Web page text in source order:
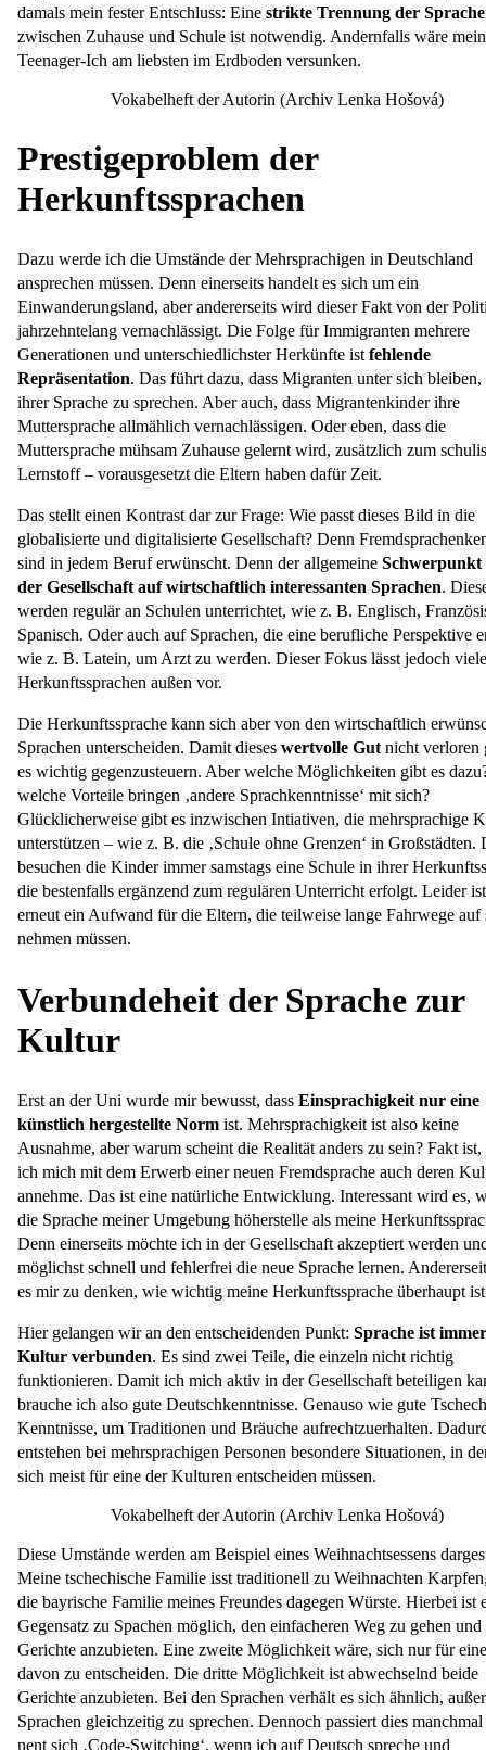
damals mein fester Entschluss: Eine strikte Trennung der
zwischen Zuhause und Schule ist notwendig. Andernfalls wäre mein
Teenager-Ich am liebsten im Erdboden versunken.
Vokabelheft der Autorin (Archiv Lenka Hošová)
Prestigeproblem der
Herkunftssprachen
Dazu werde ich die Umstände der Mehrsprachigen in Deutschland
ansprechen müssen. Denn einerseits handelt es sich um ein
Einwanderungsland, aber andererseits wird dieser Fakt von der
jahrzehntelang vernachlässigt. Die Folge für Immigranten mehrere
Generationen und unterschiedlichster Herkünfte ist fehlende
Repräsentation. Das führt dazu, dass Migranten unter sich
ihrer Sprache zu sprechen. Aber auch, dass Migrantenkinder ihre
Muttersprache allmählich vernachlässigen. Oder eben, dass die
Muttersprache mühsam Zuhause gelernt wird, zusätzlich zum
Lernstoff – vorausgesetzt die Eltern haben dafür Zeit.
Das stellt einen Kontrast dar zur Frage: Wie passt dieses Bild in die
globalisierte und digitalisierte Gesellschaft? Denn
sind in jedem Beruf erwünscht. Denn der allgemeine Schwerpunkt
der Gesellschaft auf wirtschaftlich interessanten Sprachen.
werden regulär an Schulen unterrichtet, wie z. B. Englisch,
Spanisch. Oder auch auf Sprachen, die eine berufliche Perspektive
wie z. B. Latein, um Arzt zu werden. Dieser Fokus lässt jedoch viele
Herkunftssprachen außen vor.
Die Herkunftssprache kann sich aber von den wirtschaftlich
Sprachen unterscheiden. Damit dieses wertvolle Gut nicht verloren
es wichtig gegenzusteuern. Aber welche Möglichkeiten gibt es
welche Vorteile bringen ‚andere Sprachkenntnisse‘ mit sich?
Glücklicherweise gibt es inzwischen Intiativen, die mehrsprachige
unterstützen – wie z. B. die ‚Schule ohne Grenzen‘ in Großstädten.
besuchen die Kinder immer samstags eine Schule in ihrer
die bestenfalls ergänzend zum regulären Unterricht erfolgt. Leider
erneut ein Aufwand für die Eltern, die teilweise lange Fahrwege auf
nehmen müssen.
Verbundeheit der Sprache zur
Kultur
Erst an der Uni wurde mir bewusst, dass Einsprachigkeit nur eine
künstlich hergestellte Norm ist. Mehrsprachigkeit ist also keine
Ausnahme, aber warum scheint die Realität anders zu sein? Fakt ist,
ich mich mit dem Erwerb einer neuen Fremdsprache auch deren
annehme. Das ist eine natürliche Entwicklung. Interessant wird es,
die Sprache meiner Umgebung höherstelle als meine
Denn einerseits möchte ich in der Gesellschaft akzeptiert werden
möglichst schnell und fehlerfrei die neue Sprache lernen.
es mir zu denken, wie wichtig meine Herkunftssprache überhaupt
Hier gelangen wir an den entscheidenden Punkt: Sprache ist
Kultur verbunden. Es sind zwei Teile, die einzeln nicht richtig
funktionieren. Damit ich mich aktiv in der Gesellschaft beteiligen
brauche ich also gute Deutschkenntnisse. Genauso wie gute
Kenntnisse, um Traditionen und Bräuche aufrechtzuerhalten.
entstehen bei mehrsprachigen Personen besondere Situationen, in
sich meist für eine der Kulturen entscheiden müssen.
Vokabelheft der Autorin (Archiv Lenka Hošová)
Diese Umstände werden am Beispiel eines Weihnachtsessens
Meine tschechische Familie isst traditionell zu Weihnachten
die bayrische Familie meines Freundes dagegen Würste. Hierbei ist
Gegensatz zu Spachen möglich, den einfacheren Weg zu gehen und
Gerichte anzubieten. Eine zweite Möglichkeit wäre, sich nur für
davon zu entscheiden. Die dritte Möglichkeit ist abwechselnd beide
Gerichte anzubieten. Bei den Sprachen verhält es sich ähnlich,
Sprachen gleichzeitig zu sprechen. Dennoch passiert dies
nent sich ‚Code-Switching‘, wenn ich auf Deutsch spreche und